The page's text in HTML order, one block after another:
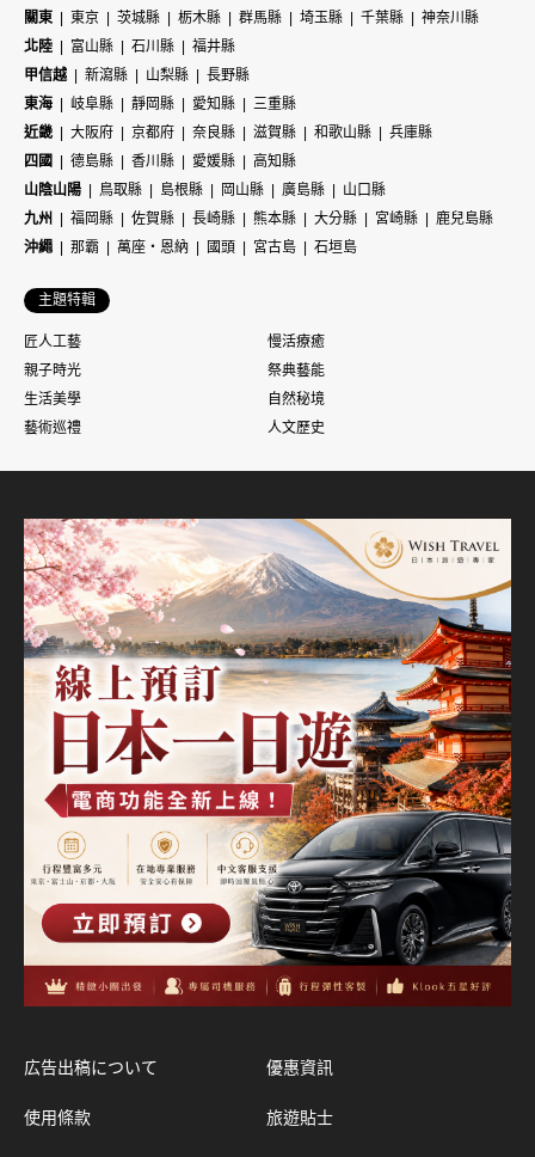
關東
東京 茨城縣 栃木縣 群馬縣 埼玉縣 千葉縣
神奈川縣
北陸
富山縣 石川縣
福井縣
甲信越
新瀉縣 山梨縣
長野縣
東海
岐阜縣 靜岡縣 愛知縣
三重縣
近畿
大阪府 京都府 奈良縣 滋賀縣 和歌山縣
兵庫縣
四國
德島縣 香川縣 愛媛縣
高知縣
山陰山陽
鳥取縣 島根縣 岡山縣 廣島縣
山口縣
九州
福岡縣 佐賀縣 長崎縣 熊本縣 大分縣 宮崎縣
鹿兒島縣
沖繩
那霸 萬座・恩納 國頭 宮古島 石垣島
主題特輯
匠人工藝
慢活療癒
親子時光
祭典藝能
生活美學
自然秘境
藝術巡禮
人文歷史
広告出稿について
使用條款
優惠資訊
旅遊貼士